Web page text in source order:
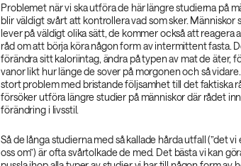
Problemet när vi ska utföra de här längre studierna på
blir väldigt svårt att kontrollera vad som sker. Människor
lever på väldigt olika sätt, de kommer också att reagera
råd om att börja köra någon form av intermittent fasta.
förändra sitt kaloriintag, ändra på typen av mat de äter,
vanor likt hur länge de sover på morgonen och så
stort problem med bristande följsamhet till det faktiska
försöker utföra längre studier på människor där rådet
förändring i livsstil.
Så de långa studierna med så kallade hårda utfall (”det
oss om”) är ofta svårtolkade de med. Det bästa vi kan